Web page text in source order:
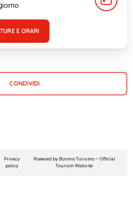
E ORARI
CONDIVIDI
Privacy
policy
Powered by Bormio Turismo – Official
Tourism Website